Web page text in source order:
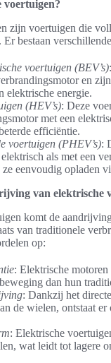
voertuigen?
zijn voertuigen die
bestaan
voertuigen (BEV’s)
en
elektrische energie.
(HEV’s): Deze
met een
efficiëntie.
voertuigen (PHEV’s):
als met een
eenvoudig opladen
van elektrische
komt de
van traditionele
op:
: Elektrische motoren
dan hun
: Dankzij het
de wielen, ontstaat
: Elektrische
wat leidt tot lagere